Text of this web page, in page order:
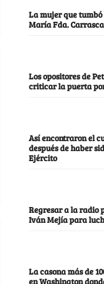
La mujer que
María Fda.
Los opositores de
criticar la puerta
Así encontraron el
después de haber
Ejército
Regresar a la radio
Iván Mejía para
La casona más de
en Washington